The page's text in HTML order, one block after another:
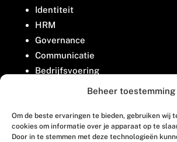
Beheer toestemming
Om de beste ervaringen te bieden, gebruiken wij
cookies om informatie over je apparaat op te
Door in te stemmen met deze technologieën
Identiteit
HRM
Governance
Communicatie
Bedrijfsvoering
Belangenbehartiging
Contact